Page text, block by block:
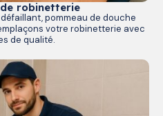
robinetterie
pommeau de douche
votre robinetterie avec
de qualité.